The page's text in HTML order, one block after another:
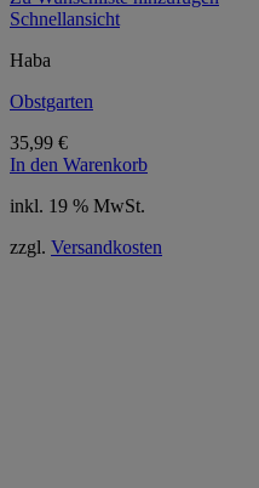
Schnellansicht
Haba
Obstgarten
35,99 €
In den Warenkorb
inkl. 19 % MwSt.
zzgl. Versandkosten